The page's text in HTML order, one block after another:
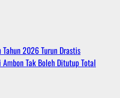
Tahun 2026 Turun Drastis
Tak Boleh Ditutup Total